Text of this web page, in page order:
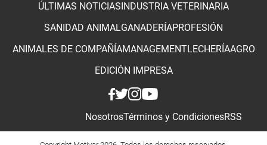
ÚLTIMAS NOTICIAS INDUSTRIA VETERINARIA
SANIDAD ANIMALGANADERÍAPROFESIÓN
ANIMALES DE COMPAÑÍAMANAGEMENTLECHERÍAAGRO
EDICIÓN IMPRESA
NosotrosTérminos y CondicionesRSS